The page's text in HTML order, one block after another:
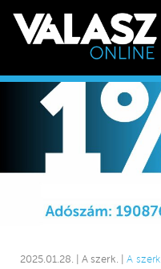
2025.01.28. | A szerk. | A szerk